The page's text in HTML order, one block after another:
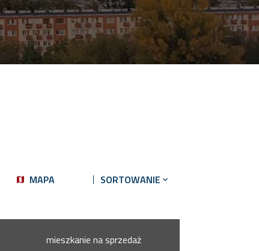
MAPA SORTOWANIE
mieszkanie na sprzedaż